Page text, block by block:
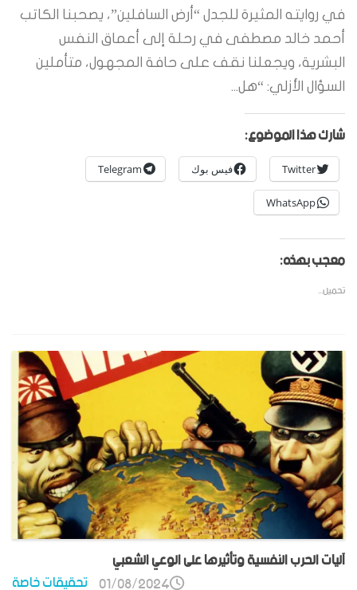
في روايته المثيرة للجدل “أرض السافلين”، يصحبنا الكاتب
أحمد خالد مصطفى في رحلة إلى أعماق النفس
البشرية، ويجعلنا نقف على حافة المجهول، متأملين
السؤال الأزلي: “هل...
شارك هذا الموضوع:
Twitter فيس بوك Telegram
WhatsApp
معجب بهذه:
تحميل...
آليات الحرب النفسية وتأثيرها على الوعي الشعبي
تحقيقات خاصة